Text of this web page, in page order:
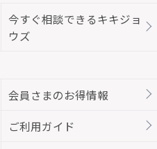
今すぐ相談できるキキジョ
ウズ
会員さまのお得情報
ご利用ガイド